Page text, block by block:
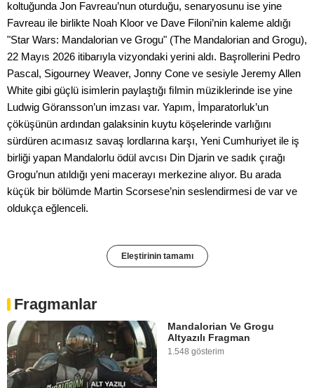
koltuğunda Jon Favreau’nun oturduğu, senaryosunu ise yine
Favreau ile birlikte Noah Kloor ve Dave Filoni’nin kaleme aldığı
"Star Wars: Mandalorian ve Grogu" (The Mandalorian and Grogu),
22 Mayıs 2026 itibarıyla vizyondaki yerini aldı. Başrollerini Pedro
Pascal, Sigourney Weaver, Jonny Cone ve sesiyle Jeremy Allen
White gibi güçlü isimlerin paylaştığı ﬁlmin müziklerinde ise yine
Ludwig Göransson’un imzası var. Yapım, İmparatorluk’un
çöküşünün ardından galaksinin kuytu köşelerinde varlığını
sürdüren acımasız savaş lordlarına karşı, Yeni Cumhuriyet ile iş
birliği yapan Mandalorlu ödül avcısı Din Djarin ve sadık çırağı
Grogu’nun atıldığı yeni macerayı merkezine alıyor. Bu arada
küçük bir bölümde Martin Scorsese’nin seslendirmesi de var ve
oldukça eğlenceli.
Eleştirinin tamamı
Fragmanlar
Mandalorian Ve Grogu
Altyazılı Fragman
1.548 gösterim